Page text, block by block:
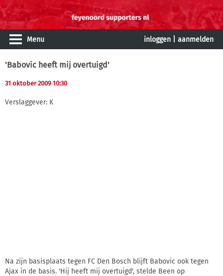
Menu inloggen aanmelden
'Babovic heeft mij overtuigd'
31 oktober 2009 10:30
Verslaggever: K
Na zijn basisplaats tegen FC Den Bosch blijft Babovic ook tegen
Ajax in de basis. 'Hij heeft mij overtuigd', stelde Been op